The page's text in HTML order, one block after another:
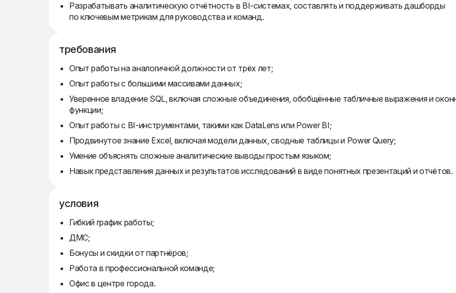
Разрабатывать аналитическую отчётность в BI-системах, составлять и поддерживать дашборды
по ключевым метрикам для руководства и команд.
требования
Опыт работы на аналогичной должности от трёх лет;
Опыт работы с большими массивами данных;
Уверенное владение SQL, включая сложные объединения, обобщённые табличные выражения и
функции;
Опыт работы с BI-инструментами, такими как DataLens или Power BI;
Продвинутое знание Excel, включая модели данных, сводные таблицы и Power Query;
Умение объяснять сложные аналитические выводы простым языком;
Навык представления данных и результатов исследований в виде понятных презентаций и отчётов.
условия
Гибкий график работы;
ДМС;
Бонусы и скидки от партнёров;
Работа в профессиональной команде;
Офис в центре города.